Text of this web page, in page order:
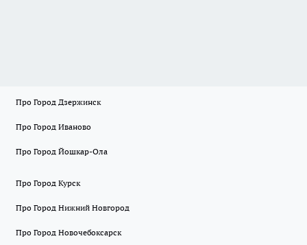
Про Город Дзержинск
Про Город Иваново
Про Город Йошкар-Ола
Про Город Курск
Про Город Нижний Новгород
Про Город Новочебоксарск